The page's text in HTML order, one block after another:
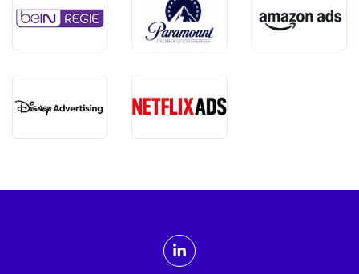
ADMTV sur les réseaux sociaux
Linkedin